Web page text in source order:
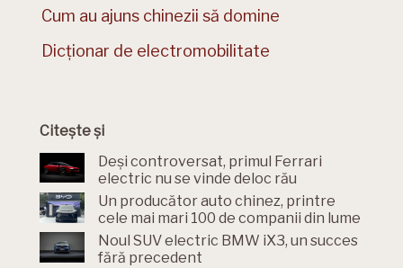
Cum au ajuns chinezii să domine
Dicționar de electromobilitate
Citește și
Deși controversat, primul Ferrari
electric nu se vinde deloc rău
Un producător auto chinez, printre
cele mai mari 100 de companii din lume
Noul SUV electric BMW iX3, un succes
fără precedent